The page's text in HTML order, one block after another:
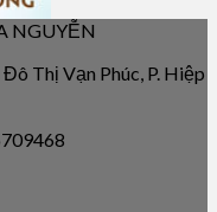
NGUYỄN
Thị Vạn Phúc, P. Hiệp